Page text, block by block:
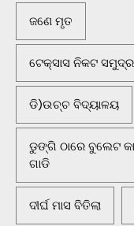
ଜଣେ ମୃତ
ଟେକ୍ସାସ ନିକଟ
ଡି)ଉଚ୍ଚ ବିଦ୍ୟାଳୟ
ଡୁଙ୍ଗି ଠାରେ ବୁଲେଟ
ଗାଡି
ଦୀର୍ଘ ମାସ ବିତିଲା